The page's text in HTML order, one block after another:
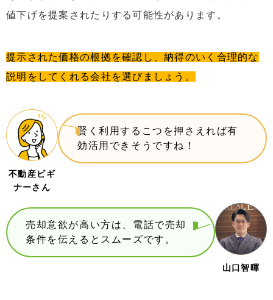
値下げを提案されたりする可能性があります。
提示された価格の根拠を確認し、納得のいく合理的な
説明をしてくれる会社を選びましょう。
不動産ビギ
ナーさん
賢く利用するこつを押さえれば有
効活用できそうですね！
山口智暉
売却意欲が高い方は、電話で売却
条件を伝えるとスムーズです。